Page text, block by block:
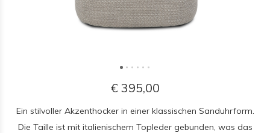
€ 395,00
Ein stilvoller Akzenthocker in einer klassischen Sanduhrform.
Die Taille ist mit italienischem Topleder gebunden, was das